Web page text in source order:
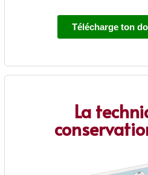
Télécharge ton
La